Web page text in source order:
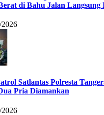
di Bahu Jalan Langsung
Satlantas Polresta
Pria Diamankan